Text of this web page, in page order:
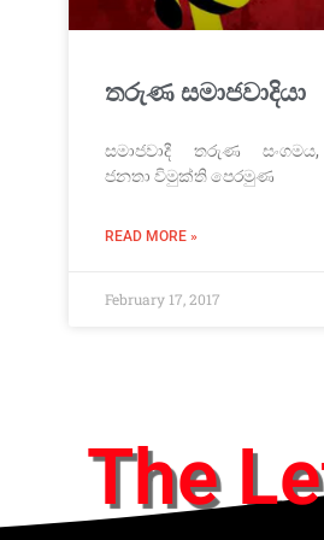
තරුණ සමාජවාදියා
සමාජවාදී තරුණ සංගමය,
ජනතා විමුක්ති පෙරමුණ
READ MORE »
February 17, 2017
The